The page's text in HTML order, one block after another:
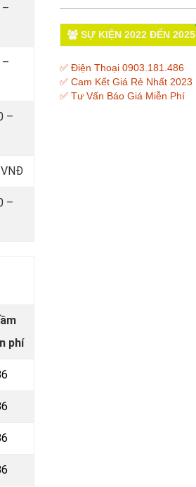
–
–
phí
SỰ KIỆN 2022 ĐẾN 2025
✅ Điện Thoại 0903.181.486
✅ Cam Kết Giá Rẻ Nhất 2023
✅ Tư Vấn Báo Giá Miễn Phí